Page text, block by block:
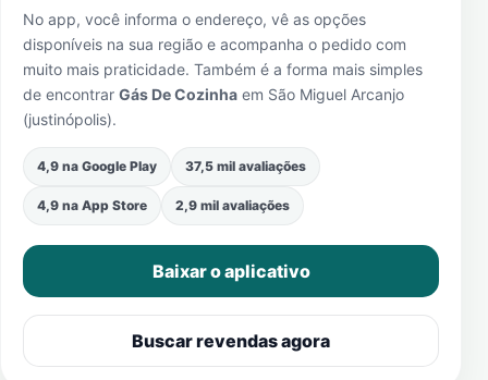
No app, você informa o endereço, vê as opções
disponíveis na sua região e acompanha o pedido com
muito mais praticidade. Também é a forma mais simples
de encontrar Gás De Cozinha em São Miguel Arcanjo
(justinópolis).
4,9 na Google Play 37,5 mil avaliações
4,9 na App Store 2,9 mil avaliações
Baixar o aplicativo
Buscar revendas agora